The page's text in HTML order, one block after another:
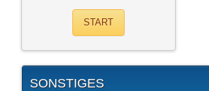
SONSTIGES